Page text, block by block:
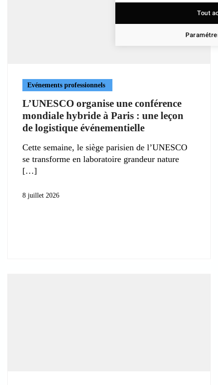
Evénements professionnels
L’UNESCO organise une conférence
mondiale hybride à Paris : une leçon
de logistique événementielle
Cette semaine, le siège parisien de l’UNESCO
se transforme en laboratoire grandeur nature
8 juillet 2026
Tout